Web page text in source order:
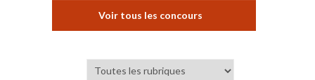
Voir tous les concours